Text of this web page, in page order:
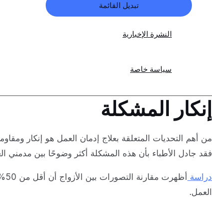
تبديل القائمة
النشرة الإخبارية
سياسة خاصة
إنكار المشكلة
من أهم التحديات المتعلقة بعلاج إدمان العمل هو إنكار
فقد جادل الأطباء بأن هذه المشكلة أكثر وضوحًا بين مدمني
دراسة
العمل.